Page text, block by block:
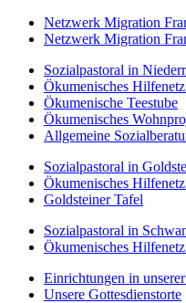
Netzwerk Migration
Netzwerk Migration
Sozialpastoral in
Ökumenisches
Ökumenische Teestube
Ökumenisches
Allgemeine
Sozialpastoral in
Ökumenisches
Goldsteiner Tafel
Sozialpastoral in
Ökumenisches
Einrichtungen in
Unsere Gottesdienstorte